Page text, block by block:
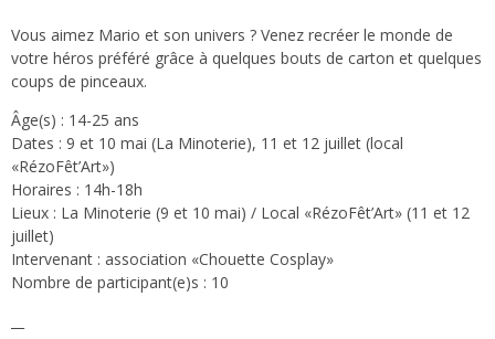
Vous aimez Mario et son univers ? Venez recréer le monde de
votre héros préféré grâce à quelques bouts de carton et quelques
coups de pinceaux.
Âge(s) : 14-25 ans
Dates : 9 et 10 mai (La Minoterie), 11 et 12 juillet (local
«RézoFêt’Art»)
Horaires : 14h-18h
Lieux : La Minoterie (9 et 10 mai) / Local «RézoFêt’Art» (11 et 12
juillet)
Intervenant : association «Chouette Cosplay»
Nombre de participant(e)s : 10